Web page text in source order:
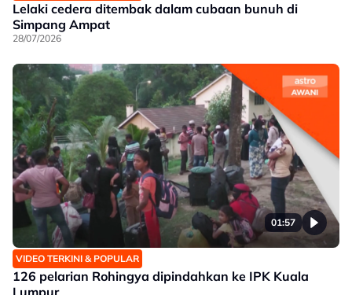
Lelaki cedera ditembak dalam cubaan bunuh di
Simpang Ampat
28/07/2026
01:57
VIDEO TERKINI & POPULAR
126 pelarian Rohingya dipindahkan ke IPK Kuala
Lumpur